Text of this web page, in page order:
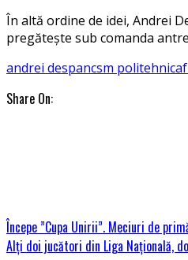
În altă ordine de idei, Andrei
pregătește sub comanda
andrei despancsm politehnica
Share On:
Începe ”Cupa Unirii”. Meciuri de
Alți doi jucători din Liga Națională,